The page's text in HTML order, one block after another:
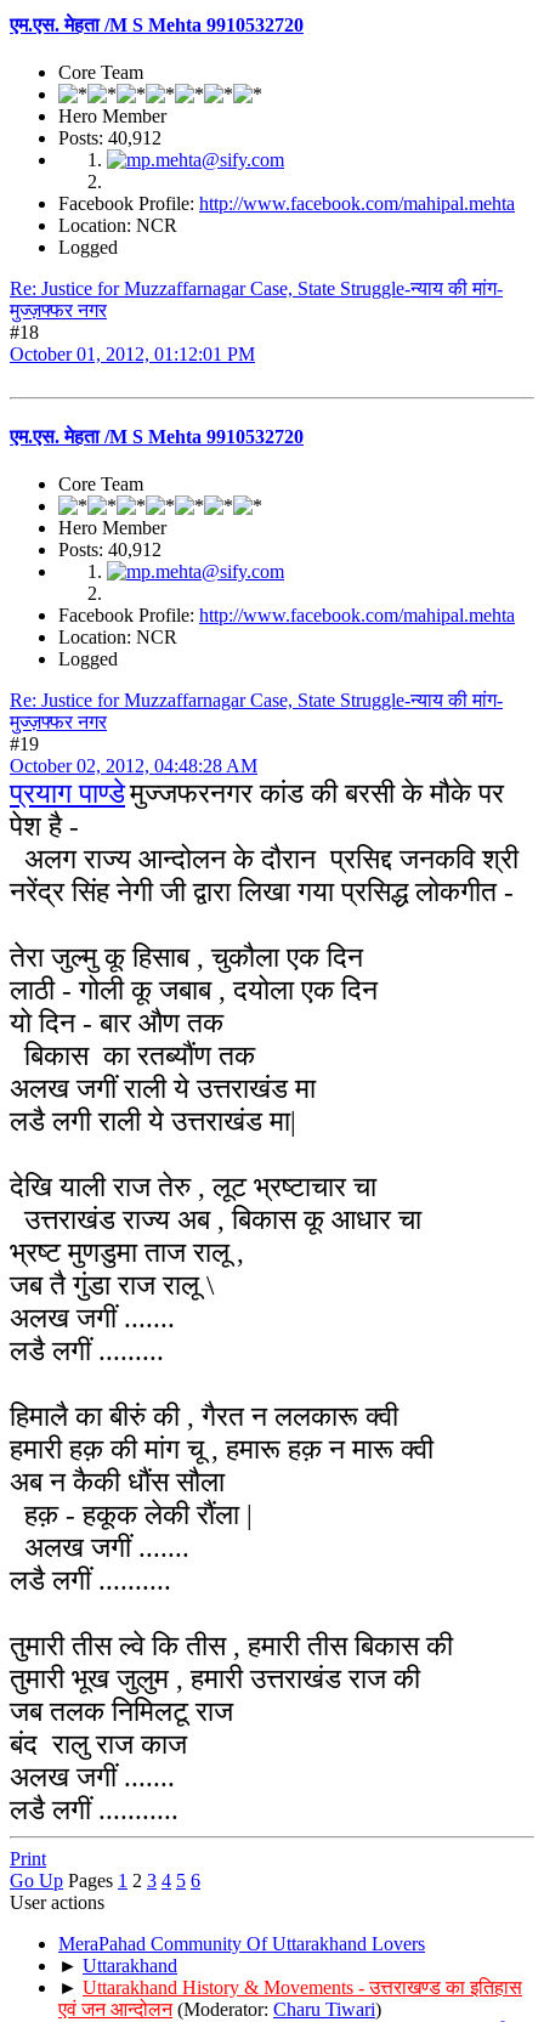
एम.एस. मेहता /M S Mehta 9910532720
Core Team
Hero Member
Posts: 40,912
Facebook Profile: http://www.facebook.com/mahipal.mehta
Location: NCR
Logged
Re: Justice for Muzzaffarnagar Case, State Struggle-न्याय की मांग-
मुज्ज़फ्फर नगर
#18
October 01, 2012, 01:12:01 PM
एम.एस. मेहता /M S Mehta 9910532720
Core Team
Hero Member
Posts: 40,912
Facebook Profile: http://www.facebook.com/mahipal.mehta
Location: NCR
Logged
Re: Justice for Muzzaffarnagar Case, State Struggle-न्याय की मांग-
मुज्ज़फ्फर नगर
#19
October 02, 2012, 04:48:28 AM
प्रयाग पाण्डेमुज्जफरनगर कांड की बरसी के मौके पर
पेश है -
अलग राज्य आन्दोलन के दौरान प्रसिद्द जनकवि श्री
नरेंद्र सिंह नेगी जी द्वारा लिखा गया प्रसिद्ध लोकगीत -
तेरा जुल्मु कू हिसाब , चुकौला एक दिन
लाठी - गोली कू जबाब , दयोला एक दिन
यो दिन - बार औण तक
बिकास का रतब्यौंण तक
अलख जगीं राली ये उत्तराखंड मा
लडै लगी राली ये उत्तराखंड मा|
देखि याली राज तेरु , लूट भ्रष्टाचार चा
उत्तराखंड राज्य अब , बिकास कू आधार चा
भ्रष्ट मुणडुमा ताज रालू ,
जब तै गुंडा राज रालू \
अलख जगीं .......
लडै लगीं .........
हिमालै का बीरुं की , गैरत न ललकारू क्वी
हमारी हक़ की मांग चू , हमारू हक़ न मारू क्वी
अब न कैकी धौंस सौला
हक़ - हकूक लेकी रौंला |
अलख जगीं .......
लडै लगीं ..........
तुमारी तीस ल्वे कि तीस , हमारी तीस बिकास की
तुमारी भूख जुलुम , हमारी उत्तराखंड राज की
जब तलक निमिलटू राज
बंद रालु राज काज
अलख जगीं .......
लडै लगीं ...........
Print
Go Up Pages 1 2 3 4 5 6
User actions
MeraPahad Community Of Uttarakhand Lovers
► Uttarakhand
► Uttarakhand History & Movements - उत्तराखण्ड का इतिहास
एवं जन आन्दोलन (Moderator: Charu Tiwari)